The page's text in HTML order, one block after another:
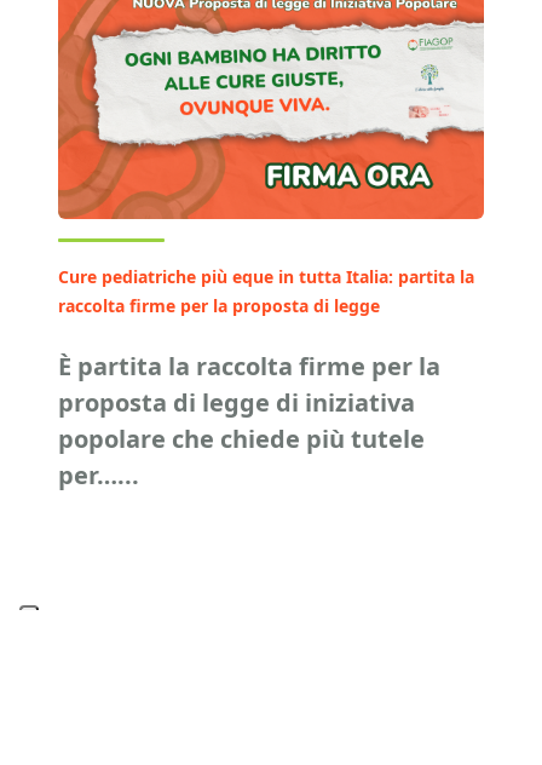
Cure pediatriche più eque in tutta Italia: partita la
raccolta firme per la proposta di legge
È partita la raccolta firme per la
proposta di legge di iniziativa
popolare che chiede più tutele
per…...